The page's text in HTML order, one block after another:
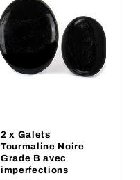
2 x Galets
Tourmaline Noire
Grade B avec
imperfections